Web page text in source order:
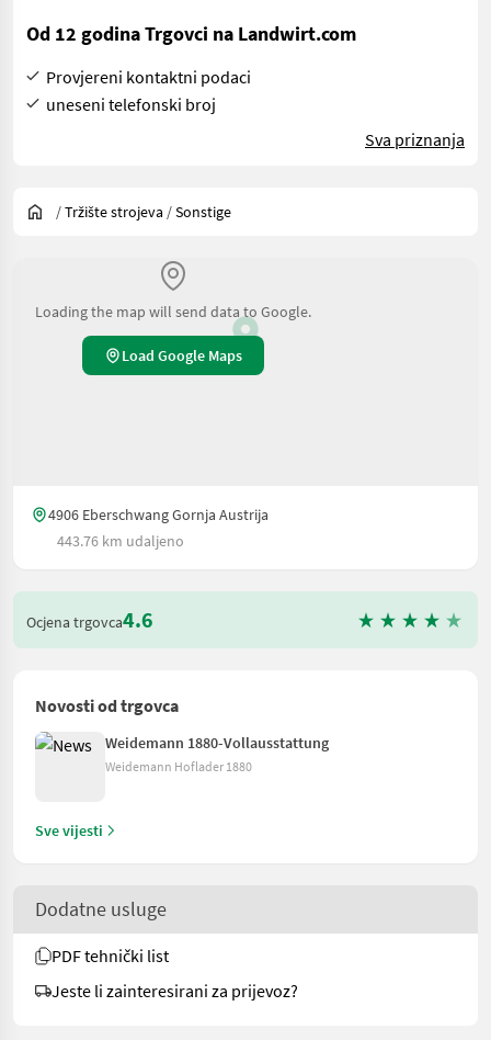
Od 12 godina Trgovci na Landwirt.com
Provjereni kontaktni podaci
uneseni telefonski broj
Sva priznanja
/Tržište strojeva /Sonstige
Loading the map will send data to Google.
Load Google Maps
4906 Eberschwang Gornja Austrija
443.76 km udaljeno
Ocjena trgovca4.6
Novosti od trgovca
Weidemann 1880-Vollausstattung
Weidemann Hoflader 1880
Sve vijesti
Dodatne usluge
PDF tehnički list
Jeste li zainteresirani za prijevoz?